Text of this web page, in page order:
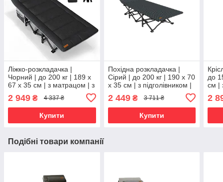
Ліжко-розкладачка |
Чорний | до 200 кг | 189 х
67 х 35 см | з матрацом | з
підголівником | WCG CC-
S10 | для дому, дачі та
кемпінгу
2 949 ₴ 4 337 ₴
Купити
Похідна розкладачка |
Сірий | до 200 кг | 190 х 70
х 35 см | з підголівником |
з чохлом | WCG CC-S01 |
для дому, дачі та кемпінгу
2 449₴ 3 711 ₴
Купити
до
см |
та
2
Подібні товари компанії